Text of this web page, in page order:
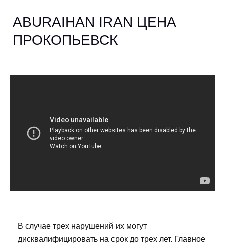
ABURAIHAN IRAN ЦЕНА
ПРОКОПЬЕВСК
В случае трех нарушений их могут
дисквалифицировать на срок до трех лет. Главное